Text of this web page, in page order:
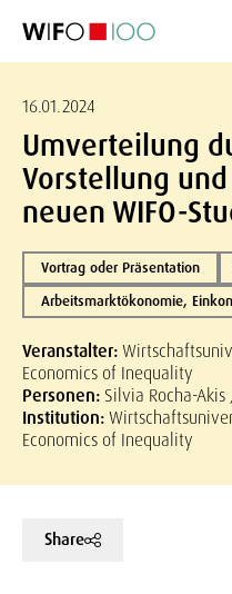
16.01.2024
Umverteilung
Vorstellung
neuen WIFO-
Vortrag oder Präsentation
Arbeitsmarktökonomie,
Veranstalter:
Economics of Inequality
Personen: Silvia Rocha-
Institution:
Economics of Inequality
Share